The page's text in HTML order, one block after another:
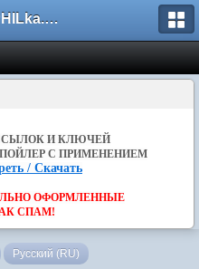
ФОРУМ PHILka.RU
И КЛЮЧЕЙ
С ПРИМЕНЕНИЕМ
/ Скачать
ОФОРМЛЕННЫЕ
СПАМ!
Русский (RU)